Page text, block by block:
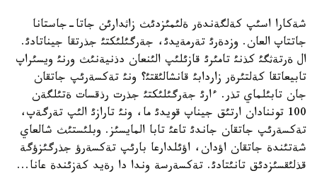
شةكارا اسئپ كةلگةندةر ةلئمئزدئث زاثدارئن جاتا-جاستانا
جاتتاپ العان. وزدةرئ تةرمةيدئ، جةرگئلئكتئ جذرتقا جيناتادئ.
ال ةرتةثگئ كذنئ تامئرئ قازئلئپ الئنعان دذنيةنئث ورنئ ويسئراپ
تابيعاتقا كةلتئرةر زاردابئ قانشالئقتئ؟ ونئ تةكسةرئپ جاتقان
جان تابئلماي تذر. ءارئ جةرگئلئكتئ جذرت رذقسات ةتئلگةن
100 توننادان ارتئق جيناپ قويدئ ما، ونئ تارازئ الئپ تةرگةپ،
تةكسةرئپ جاتقان جاندئ تاعئ تابا المايسئز. وبلئستئث شالعاي
شةتئندة جاتقان اؤدان، اؤئلدارعا بارئپ تةكسةرؤ جذرگئزؤگة
قذلئقسئزدئق تانئتادئ. تةكسةرسة وندا دا رةيد كةزئندة عانا...